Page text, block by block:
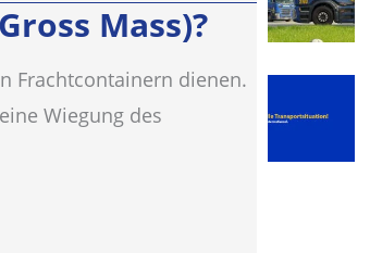
Mass)?
Frachtcontainern dienen.
Wiegung des